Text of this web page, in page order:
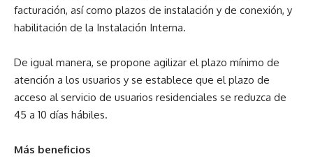
facturación, así como plazos de instalación y de conexión, y
habilitación de la Instalación Interna.
De igual manera, se propone agilizar el plazo mínimo de
atención a los usuarios y se establece que el plazo de
acceso al servicio de usuarios residenciales se reduzca de
45 a 10 días hábiles.
Más beneficios